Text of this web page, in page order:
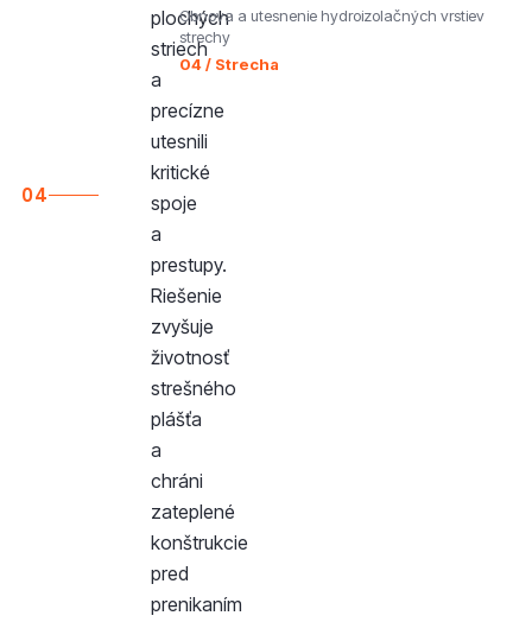
04
plochých
striech
a
precízne
utesnili
kritické
spoje
a
prestupy.
Riešenie
zvyšuje
životnosť
strešného
plášťa
a
chráni
zateplené
konštrukcie
pred
prenikaním
Obnova a utesnenie hydroizolačných vrstiev
strechy
04 / Strecha